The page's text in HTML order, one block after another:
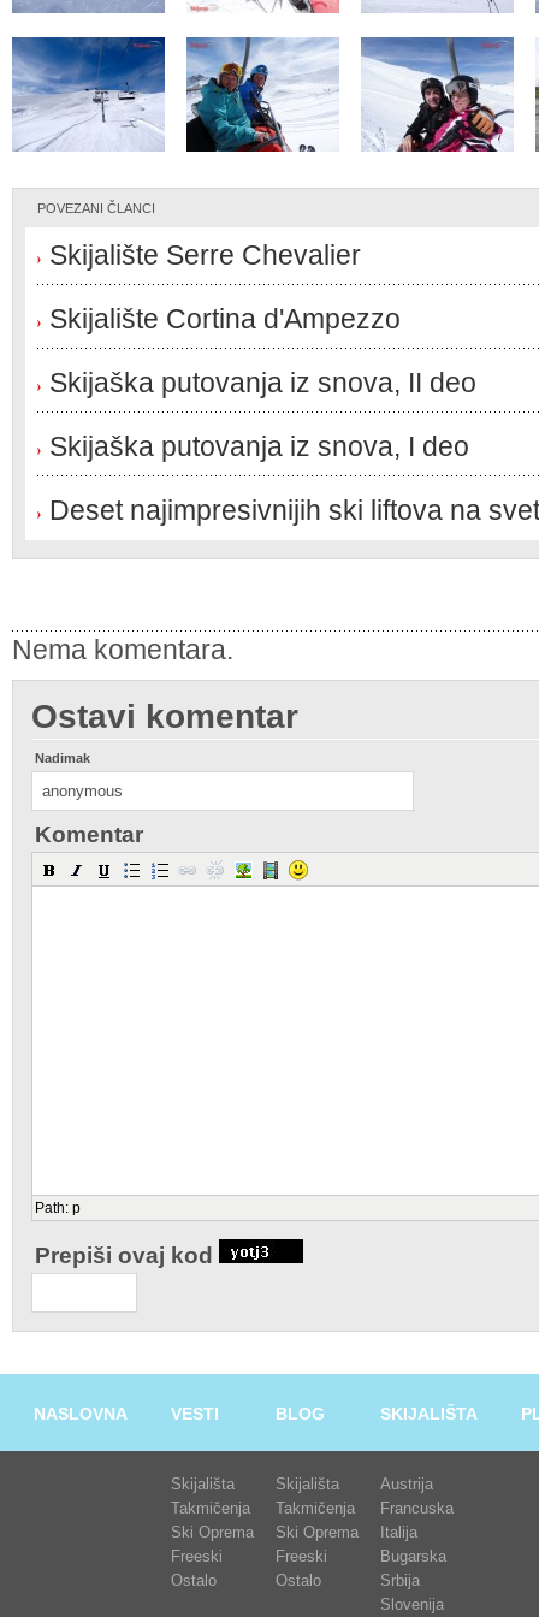
POVEZANI ČLANCI
Skijalište Serre Chevalier
Skijalište Cortina d'Ampezzo
Skijaška putovanja iz snova, II deo
Skijaška putovanja iz snova, I deo
Deset najimpresivnijih ski liftova na
Nema komentara.
Ostavi komentar
Nadimak
Komentar
Path: p
Prepiši ovaj kod
NASLOVNA VESTI
Skijališta
Takmičenja
Ski Oprema
Freeski
Ostalo
BLOG
Skijališta
Takmičenja
Ski Oprema
Freeski
Ostalo
SKIJALIŠTA
Austrija
Francuska
Italija
Bugarska
Srbija
Slovenija